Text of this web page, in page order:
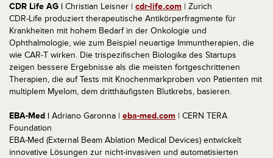
CDR Life AG | Christian Leisner | cdr-life.com | Zurich
CDR-Life produziert therapeutische Antikörperfragmente für
Krankheiten mit hohem Bedarf in der Onkologie und
Ophthalmologie, wie zum Beispiel neuartige Immuntherapien, die
wie CAR-T wirken. Die trispezifischen Biologika des Startups
zeigen bessere Ergebnisse als die meisten fortgeschrittenen
Therapien, die auf Tests mit Knochenmarkproben von Patienten mit
multiplem Myelom, dem dritthäufigsten Blutkrebs, basieren.
EBA-Med | Adriano Garonna | eba-med.com | CERN TERA
Foundation
EBA-Med (External Beam Ablation Medical Devices) entwickelt
innovative Lösungen zur nicht-invasiven und automatisierten